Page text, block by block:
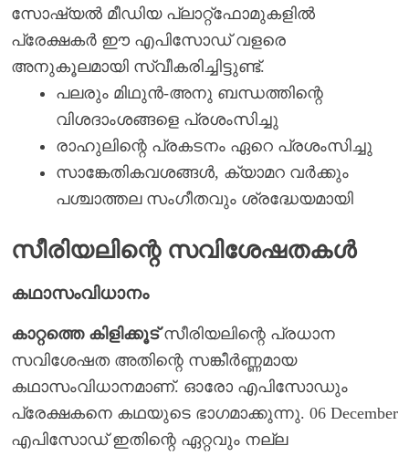
സോഷ്യൽ മീഡിയ പ്ലാറ്റ്ഫോമുകളിൽ
പ്രേക്ഷകർ ഈ എപിസോഡ് വളരെ
അനുകൂലമായി സ്വീകരിച്ചിട്ടുണ്ട്.
പലരും മിഥുൻ-അനു ബന്ധത്തിന്റെ
വിശദാംശങ്ങളെ പ്രശംസിച്ചു
രാഹുലിന്റെ പ്രകടനം ഏറെ പ്രശംസിച്ചു
സാങ്കേതികവശങ്ങൾ, ക്യാമറ വർക്കും
പശ്ചാത്തല സംഗീതവും ശ്രദ്ധേയമായി
സീരിയലിന്റെ സവിശേഷതകൾ
കഥാസംവിധാനം
കാറ്റത്തെ കിളിക്കൂട്സീരിയലിന്റെ പ്രധാന
സവിശേഷത അതിന്റെ സങ്കീർണ്ണമായ
കഥാസംവിധാനമാണ്. ഓരോ എപിസോഡും
പ്രേക്ഷകനെ കഥയുടെ ഭാഗമാക്കുന്നു. 06 December
എപിസോഡ് ഇതിന്റെ ഏറ്റവും നല്ല